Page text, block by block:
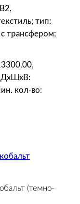
тип:
трансфером;
ДxШxВ:
кол-во:
(темно-